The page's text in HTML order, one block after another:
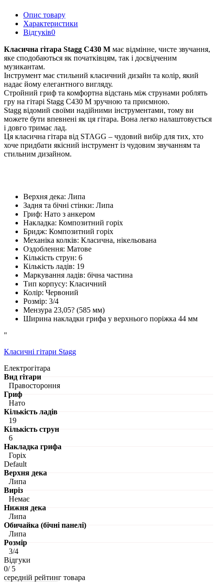
Опис товару
Характеристики
Відгуків0
Класична гітара Stagg C430 M має відмінне, чисте звучання,
яке сподобаються як початківцям, так і досвідченим
музикантам.
Інструмент має стильний класичний дизайн та колір, який
надає йому елегантного вигляду.
Стройний гриф та комфортна відстань між струнами роблять
гру на гітарі Stagg C430 M зручною та приємною.
Stagg відомий своїми надійними інструментами, тому ви
можете бути впевнені як ця гітара. Вона легко налаштовується
і довго тримає лад.
Ця класична гітара від STAGG – чудовий вибір для тих, хто
хоче придбати якісний інструмент із чудовим звучанням та
стильним дизайном.
Верхня дека: Липа
Задня та бічні стінки: Липа
Гриф: Нато з анкером
Накладка: Композитний горіх
Бридж: Композитний горіх
Механіка колків: Класична, нікельована
Оздоблення: Матове
Кількість струн: 6
Кількість ладів: 19
Маркування ладів: бічна частина
Тип корпусу: Класичний
Колір: Червоний
Розмір: 3/4
Мензура 23,05? (585 мм)
Ширина накладки грифа у верхнього поріжка 44 мм
"
Класичні гітари Stagg
Електрогітара
Вид гітари
Правостороння
Гриф
Нато
Кількість ладів
19
Кількість струн
6
Накладка грифа
Горіх
Default
Верхня дека
Липа
Виріз
Немає
Нижня дека
Липа
Обичайка (бічні панелі)
Липа
Розмір
3/4
Відгуки
0/ 5
середній рейтинг товара